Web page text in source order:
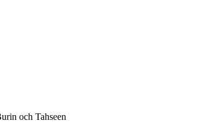
och Tahseen